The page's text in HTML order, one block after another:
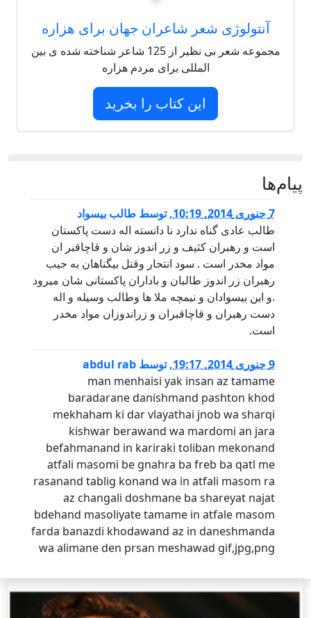
آنتولوژی شعر شاعران جهان برای هزاره
مجموعه شعر بی نظیر از 125 شاعر شناخته شده ی بین
المللی برای مردم هزاره
این کتاب را بخرید
پيام‌ها
7 جنوری 2014, 10:19 ,توسط طالب بیسواد
طالب عادی گناه ندارد نا دانسته اله دست پاکستان
است و رهبران کثیف و زر اندوز شان و قاچاقبر ان
مواد مخدر است . سود انتحار وقتل بیگناهان به جیب
رهبران زر اندوز طالبان و باداران پاکستانی شان میرود
.و این بیسوادان و نیمچه ملا ها وطالب وسیله و اله
دست رهبران و قاچاقبران و زراندوزان مواد مخدر
است.
9 جنوری 2014, 19:17 ,توسط abdul rab
man menhaisi yak insan az tamame
baradarane danishmand pashton khod
mekhaham ki dar vlayathai jnob wa sharqi
kishwar berawand wa mardomi an jara
befahmanand in kariraki toliban mekonand
atfali masomi be gnahra ba freb ba qatl me
rasanand tablig konand wa in atfali masom ra
az changali doshmane ba shareyat najat
bdehand masoliyate tamame in atfale masom
farda banazdi khodawand az in daneshmanda
wa alimane den prsan meshawad gif,jpg,png